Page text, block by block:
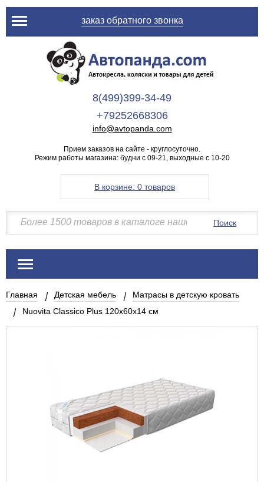
заказ обратного звонка
8(499)399-34-49
+79252668306
info@avtopanda.com
Прием заказов на сайте - круглосуточно.
Режим работы магазина: будни с 09-21, выходные с 10-20
В корзине: 0 товаров
Поиск
Главная Детская мебель
Матрасы в детскую кровать
Nuovita Classico Plus 120х60х14 см